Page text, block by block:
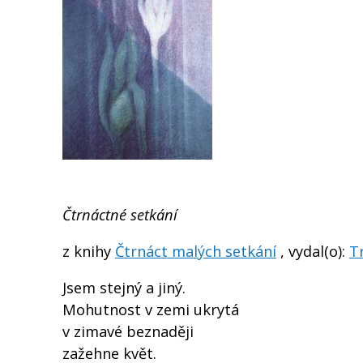
Čtrnáctné setkání
z knihy Čtrnáct malých setkání, vydal(o):
Jsem stejný a jiný.
Mohutnost v zemi ukrytá
v zimavé beznaději
zažehne květ.